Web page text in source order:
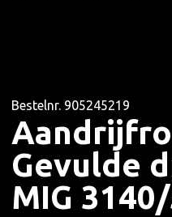
Bestelnr. 905245219
Gevulde
MIG